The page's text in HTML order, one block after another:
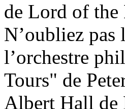
de Lord of the
N’oubliez pas
l’orchestre
Tours" de
Albert Hall de